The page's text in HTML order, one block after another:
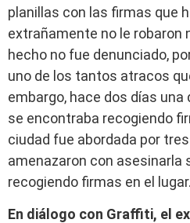
planillas con las firmas que
extrañamente no le robaron
hecho no fue denunciado,
uno de los tantos atracos
embargo, hace dos días
se encontraba recogiendo
ciudad fue abordada por
amenazaron con asesinarla
recogiendo firmas en el
En diálogo con Graffiti, el